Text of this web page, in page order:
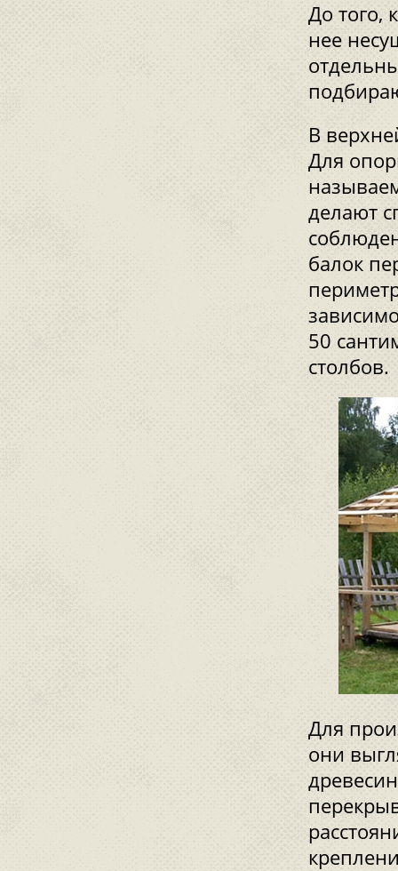
До того,
нее
В
Для
делают
балок
50
столбов.
Для
они